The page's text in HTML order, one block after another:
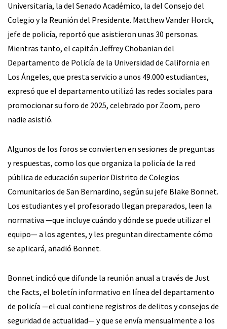
Universitaria, la del Senado Académico, la del Consejo del
Colegio y la Reunión del Presidente. Matthew Vander Horck,
jefe de policía, reportó que asistieron unas 30 personas.
Mientras tanto, el capitán Jeffrey Chobanian del
Departamento de Policía de la Universidad de California en
Los Ángeles, que presta servicio a unos 49.000 estudiantes,
expresó que el departamento utilizó las redes sociales para
promocionar su foro de 2025, celebrado por Zoom, pero
nadie asistió.
Algunos de los foros se convierten en sesiones de preguntas
y respuestas, como los que organiza la policía de la red
pública de educación superior Distrito de Colegios
Comunitarios de San Bernardino, según su jefe Blake Bonnet.
Los estudiantes y el profesorado llegan preparados, leen la
normativa —que incluye cuándo y dónde se puede utilizar el
equipo— a los agentes, y les preguntan directamente cómo
se aplicará, añadió Bonnet.
Bonnet indicó que difunde la reunión anual a través de Just
the Facts, el boletín informativo en línea del departamento
de policía —el cual contiene registros de delitos y consejos de
seguridad de actualidad— y que se envía mensualmente a los